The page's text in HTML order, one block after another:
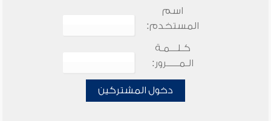
اسم
المستخدم:
كـلـــمـة
الـمـــــرور:
دخول المشتركين